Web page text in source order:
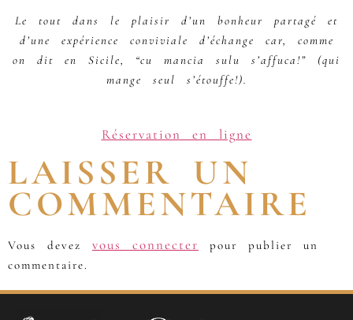
Le tout dans le plaisir d’un bonheur partagé et
d’une expérience conviviale d’échange car, comme
on dit en Sicile, “cu mancia sulu s’affuca!” (qui
mange seul s’étouffe!).
Réservation en ligne
LAISSER UN
COMMENTAIRE
Vous devez vous connecter
pour publier un
commentaire.